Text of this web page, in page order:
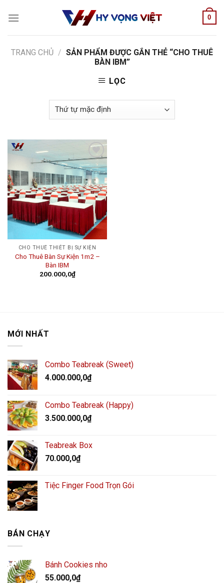
0
TRANG CHỦ / SẢN PHẨM ĐƯỢC GẮN THẺ “CHO THUÊ
BÀN IBM”
LỌC
Add to
wishlist
CHO THUÊ THIẾT BỊ SỰ KIỆN
Cho Thuê Bàn Sự Kiện 1m2 –
Bàn IBM
200.000,0₫
MỚI NHẤT
Combo Teabreak (Sweet)
4.000.000,0₫
Combo Teabreak (Happy)
3.500.000,0₫
Teabreak Box
70.000,0₫
Tiệc Finger Food Trọn Gói
BÁN CHẠY
Bánh Cookies nho
55.000,0₫